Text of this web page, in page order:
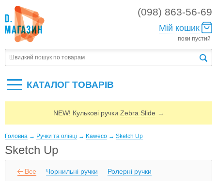
(098) 863-56-69
Мій кошик
поки пустий
КАТАЛОГ ТОВАРIВ
NEW! Кулькові ручки Zebra Slide →
Головна → Ручки та олівці → Kaweco → Sketch Up
Sketch Up
Все Чорнильні ручки
Ролерні ручки